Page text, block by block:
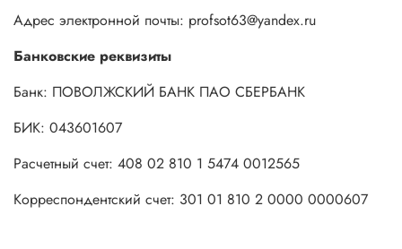
Адрес электронной почты: profsot63@yandex.ru
Банковские реквизиты
Банк: ПОВОЛЖСКИЙ БАНК ПАО СБЕРБАНК
БИК: 043601607
Расчетный счет: 408 02 810 1 5474 0012565
Корреспондентский счет: 301 01 810 2 0000 0000607